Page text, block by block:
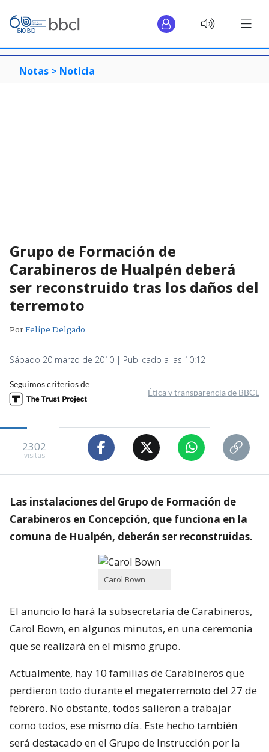
Notas > Noticia
Grupo de Formación de
Carabineros de Hualpén deberá
ser reconstruido tras los daños del
terremoto
PorFelipe Delgado
Sábado 20 marzo de 2010 | Publicado a las 10:12
Seguimos criterios de
Ética y transparencia de BBCL
2302
visitas
Las instalaciones del Grupo de Formación de
Carabineros en Concepción, que funciona en la
comuna de Hualpén, deberán ser reconstruidas.
Carol Bown
El anuncio lo hará la subsecretaria de Carabineros,
Carol Bown, en algunos minutos, en una ceremonia
que se realizará en el mismo grupo.
Actualmente, hay 10 familias de Carabineros que
perdieron todo durante el megaterremoto del 27 de
febrero. No obstante, todos salieron a trabajar
como todos, ese mismo día. Este hecho también
será destacado en el Grupo de Instrucción por la